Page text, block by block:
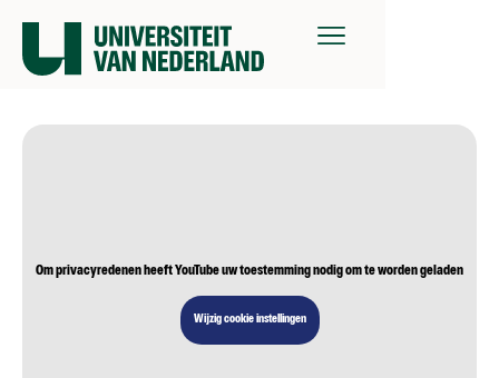
Om privacyredenen heeft YouTube uw toestemming nodig om te worden geladen
Wijzig cookie instellingen